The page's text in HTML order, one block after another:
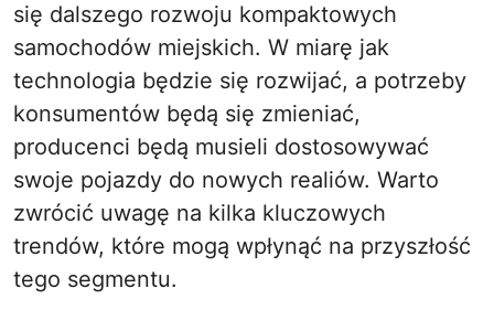
się dalszego rozwoju kompaktowych
samochodów miejskich. W miarę jak
technologia będzie się rozwijać, a potrzeby
konsumentów będą się zmieniać,
producenci będą musieli dostosowywać
swoje pojazdy do nowych realiów. Warto
zwrócić uwagę na kilka kluczowych
trendów, które mogą wpłynąć na przyszłość
tego segmentu.